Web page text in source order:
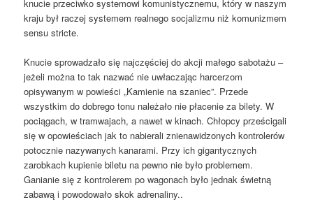
knucie przeciwko systemowi komunistycznemu, który w naszym
kraju był raczej systemem realnego socjalizmu niż komunizmem
sensu stricte.
Knucie sprowadzało się najczęściej do akcji małego sabotażu –
jeżeli można to tak nazwać nie uwłaczając harcerzom
opisywanym w powieści „Kamienie na szaniec”. Przede
wszystkim do dobrego tonu należało nie płacenie za bilety. W
pociągach, w tramwajach, a nawet w kinach. Chłopcy prześcigali
się w opowieściach jak to nabierali znienawidzonych kontrolerów
potocznie nazywanych kanarami. Przy ich gigantycznych
zarobkach kupienie biletu na pewno nie było problemem.
Ganianie się z kontrolerem po wagonach było jednak świetną
zabawą i powodowało skok adrenaliny..